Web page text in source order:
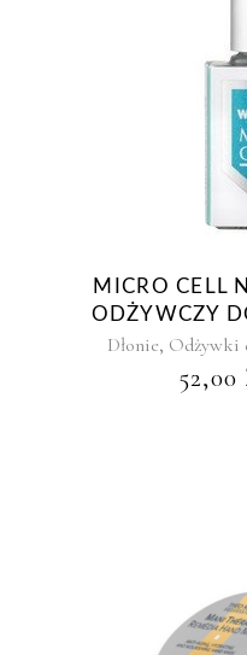
MICRO CELL
ODŻYWCZY
Dłonie, Odżywki
52,00